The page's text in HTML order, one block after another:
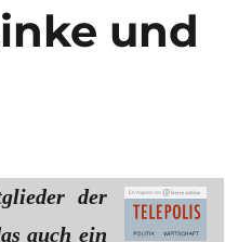
und
der
auch ein